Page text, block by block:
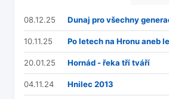
08.12.25 Dunaj pro všechny
10.11.25 Po letech na Hronu aneb
20.01.25 Hornád - řeka tří tváří
04.11.24 Hnilec 2013